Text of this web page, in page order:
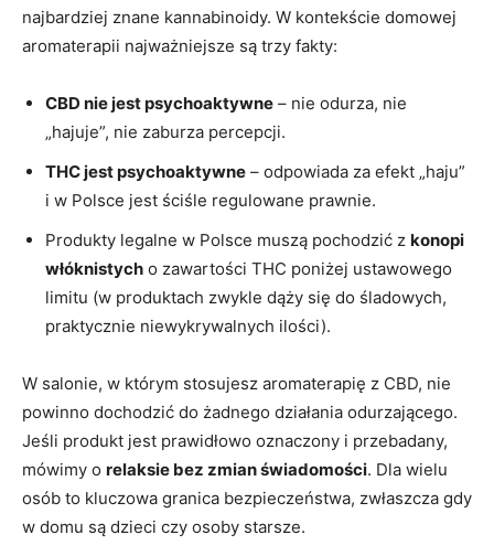
najbardziej znane kannabinoidy. W kontekście domowej
aromaterapii najważniejsze są trzy fakty:
CBD nie jest psychoaktywne – nie odurza, nie
„hajuje”, nie zaburza percepcji.
THC jest psychoaktywne – odpowiada za efekt „haju”
i w Polsce jest ściśle regulowane prawnie.
Produkty legalne w Polsce muszą pochodzić z konopi
włóknistych o zawartości THC poniżej ustawowego
limitu (w produktach zwykle dąży się do śladowych,
praktycznie niewykrywalnych ilości).
W salonie, w którym stosujesz aromaterapię z CBD, nie
powinno dochodzić do żadnego działania odurzającego.
Jeśli produkt jest prawidłowo oznaczony i przebadany,
mówimy o relaksie bez zmian świadomości. Dla wielu
osób to kluczowa granica bezpieczeństwa, zwłaszcza gdy
w domu są dzieci czy osoby starsze.